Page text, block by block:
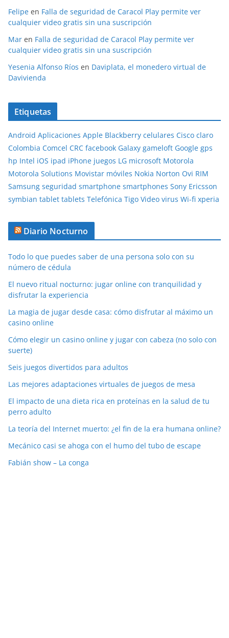
Felipe en Falla de seguridad de Caracol Play permite ver
cualquier video gratis sin una suscripción
Mar en Falla de seguridad de Caracol Play permite ver
cualquier video gratis sin una suscripción
Yesenia Alfonso Ríos en Daviplata, el monedero virtual de
Davivienda
Etiquetas
Android Aplicaciones Apple Blackberry celulares Cisco claro
Colombia Comcel CRC facebook Galaxy gameloft Google gps
hp Intel iOS ipad iPhone juegos LG microsoft Motorola
Motorola Solutions Movistar móviles Nokia Norton Ovi RIM
Samsung seguridad smartphone smartphones Sony Ericsson
symbian tablet tablets Telefónica Tigo Video virus Wi-fi xperia
Diario Nocturno
Todo lo que puedes saber de una persona solo con su
número de cédula
El nuevo ritual nocturno: jugar online con tranquilidad y
disfrutar la experiencia
La magia de jugar desde casa: cómo disfrutar al máximo un
casino online
Cómo elegir un casino online y jugar con cabeza (no solo con
suerte)
Seis juegos divertidos para adultos
Las mejores adaptaciones virtuales de juegos de mesa
El impacto de una dieta rica en proteínas en la salud de tu
perro adulto
La teoría del Internet muerto: ¿el fin de la era humana online?
Mecánico casi se ahoga con el humo del tubo de escape
Fabián show – La conga